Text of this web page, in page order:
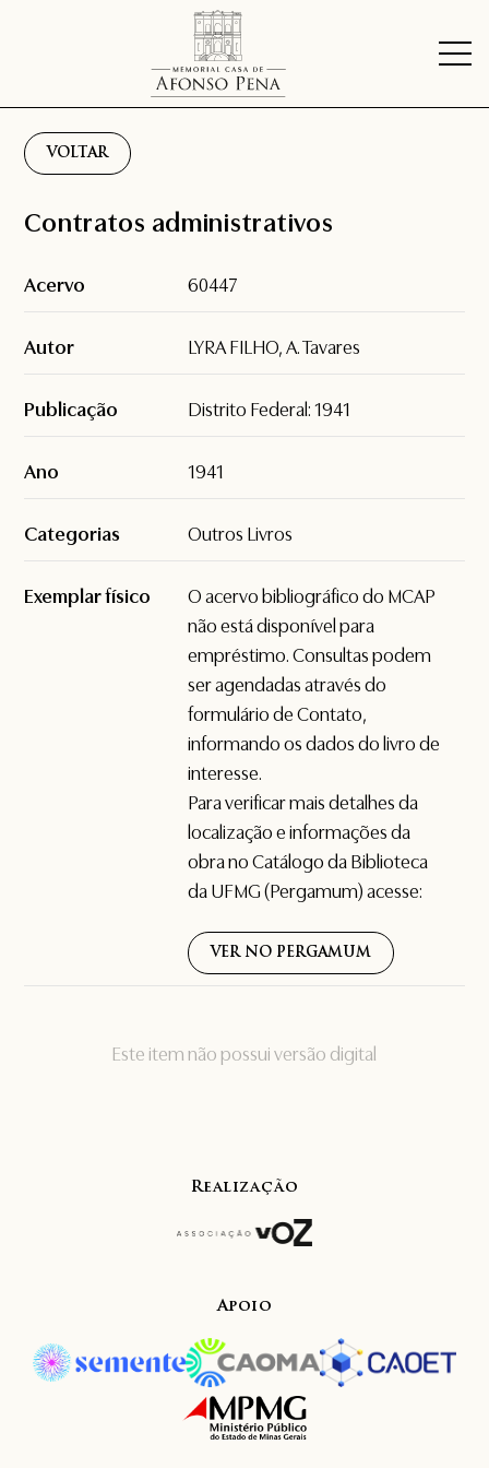
VOLTAR
Este item não possui versão digital
Contratos administrativos
Acervo 60447
Autor LYRA FILHO, A. Tavares
Publicação Distrito Federal: 1941
Ano 1941
Categorias Outros Livros
Exemplar físico
O acervo bibliográfico do MCAP
não está disponível para
empréstimo. Consultas podem
ser agendadas através do
formulário deContato,
informando os dados do livro de
interesse.
Para verificar mais detalhes da
localização e informações da
obra no Catálogo da Biblioteca
da UFMG (Pergamum) acesse:
VER NO PERGAMUM
Realização
Apoio